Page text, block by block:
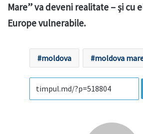
Mare” va deveni realitate – și cu
Europe vulnerabile.
moldova moldova